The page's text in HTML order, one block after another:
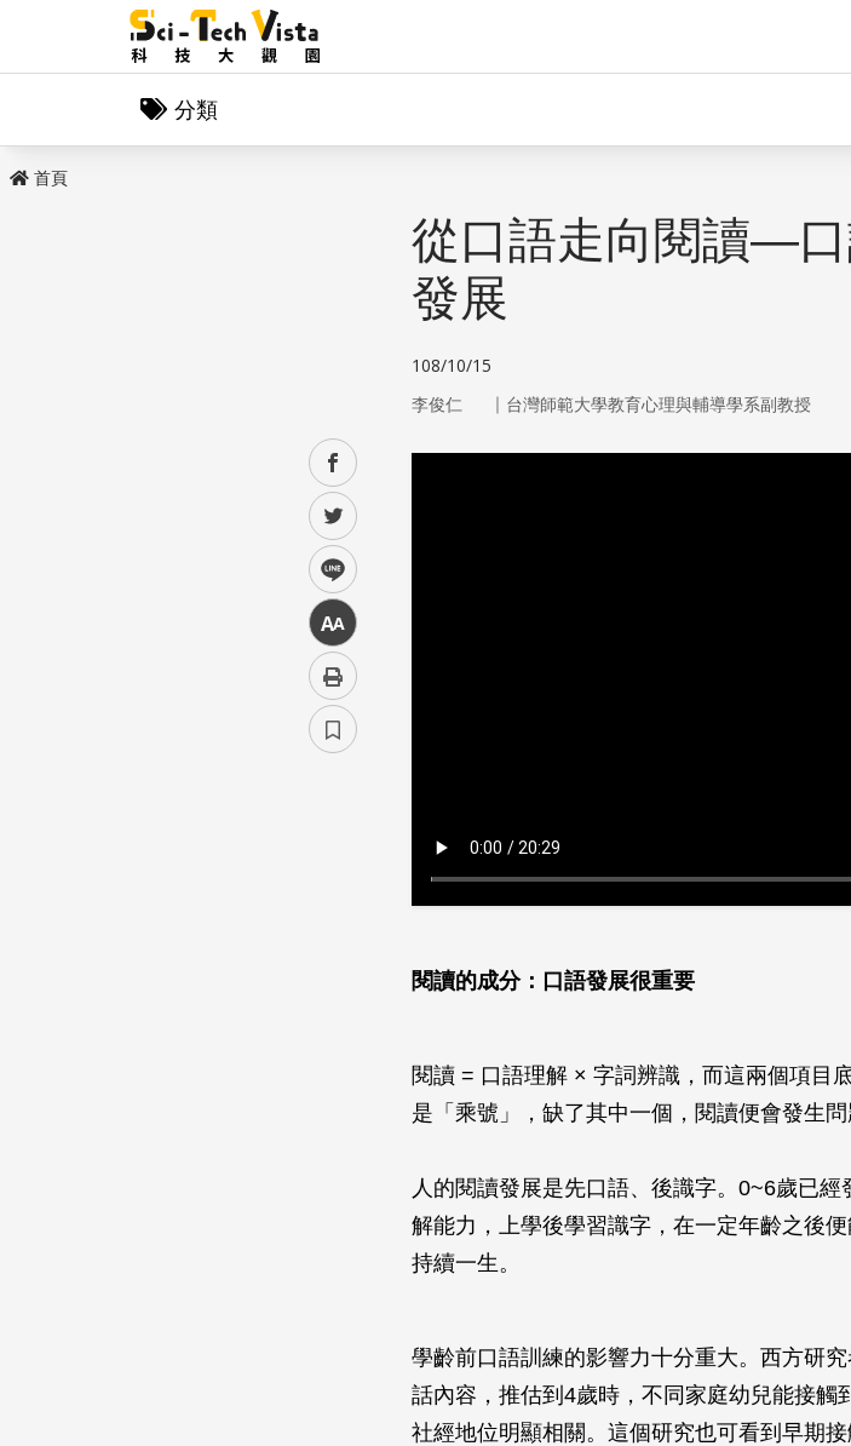
分類
首頁
facebook
twitter
line
中
從口語走向閱讀—
發展
108/10/15
李俊仁 ｜ 台灣師範大學教育心理與輔導學系副教授
閱讀的成分：口語發展很重要
閱讀 = 口語理解 × 字詞辨識，而這兩個項目
是「乘號」，缺了其中一個，閱讀便會發生問
人的閱讀發展是先口語、後識字。0~6歲已
解能力，上學後學習識字，在一定年齡之後
持續一生。
學齡前口語訓練的影響力十分重大。西方研
話內容，推估到4歲時，不同家庭幼兒能接觸
社經地位明顯相關。這個研究也可看到早期